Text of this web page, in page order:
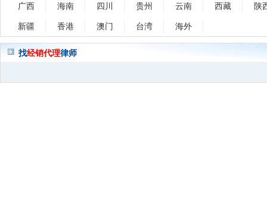
广西 海南 四川 贵州 云南 西藏 陕
新疆 香港 澳门 台湾 海外
找经销代理律师